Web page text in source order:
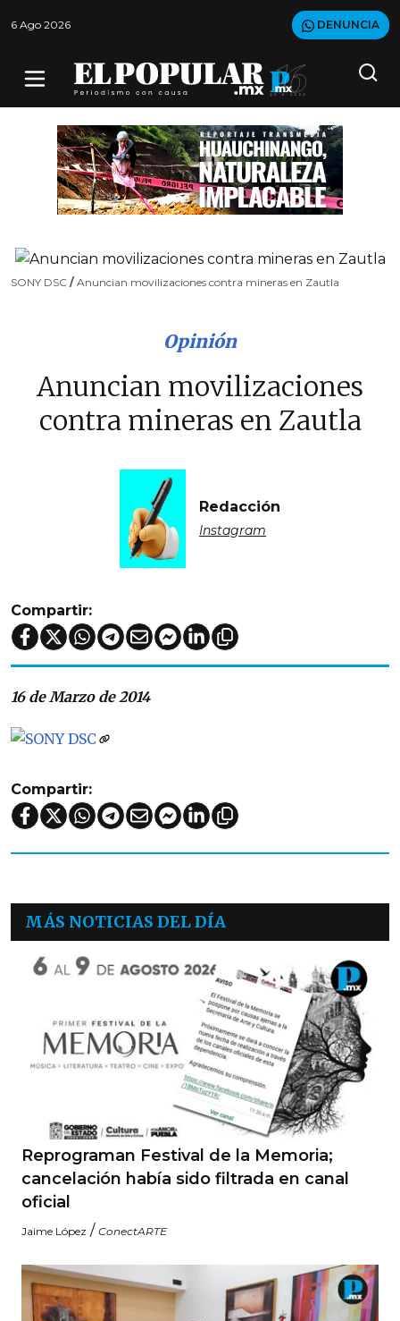
6 Ago 2026 DENUNCIA
SONY DSC / Anuncian movilizaciones contra mineras en Zautla
Opinión
Anuncian movilizaciones
contra mineras en Zautla
Redacción
Instagram
Compartir:
16 de Marzo de 2014
Compartir:
MÁS NOTICIAS DEL DÍA
Reprograman Festival de la Memoria;
cancelación había sido filtrada en canal
oficial
Jaime López / ConectARTE